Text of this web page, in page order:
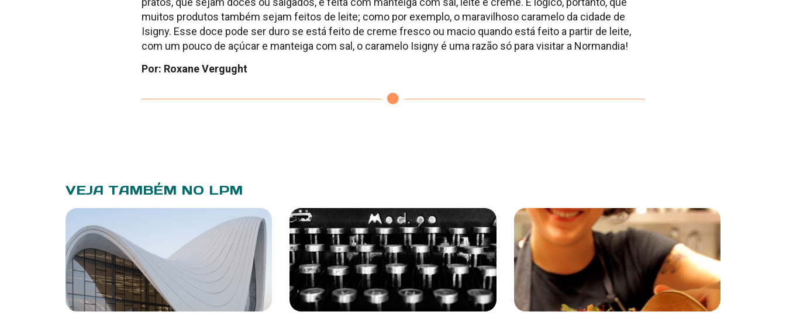
muitos produtos também sejam feitos de leite; como por exemplo, o maravilhoso caramelo da cidade de
Isigny. Esse doce pode ser duro se está feito de creme fresco ou macio quando está feito a partir de leite,
com um pouco de açúcar e manteiga com sal, o caramelo Isigny é uma razão só para visitar a Normandia!
Por: Roxane Vergught
VEJA TAMBÉM NO LPM